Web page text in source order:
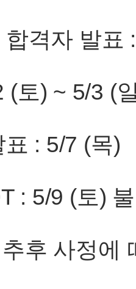
격자 발표
(토) ~ 5/3 (
: 5/7 (목)
: 5/9 (토)
후 사정에